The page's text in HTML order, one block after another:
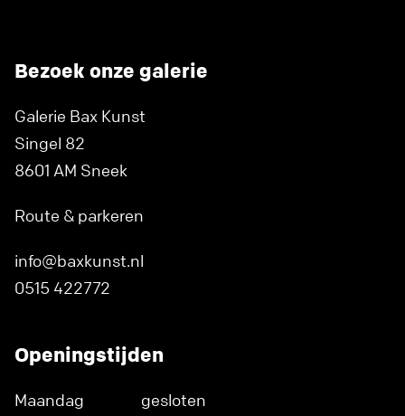
Bezoek onze galerie
Galerie Bax Kunst
Singel 82
8601 AM Sneek
Route & parkeren
info@baxkunst.nl
0515 422772
Openingstijden
Maandag
gesloten